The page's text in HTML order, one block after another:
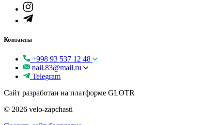
Контакты
+998 93 537 12 48
nail.83@mail.ru
Telegram
Сайт разработан на платформе GLOTR
© 2026 velo-zapchasti